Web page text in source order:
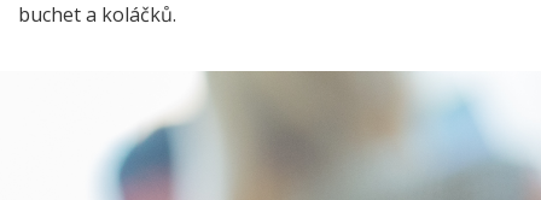
buchet a koláčků.